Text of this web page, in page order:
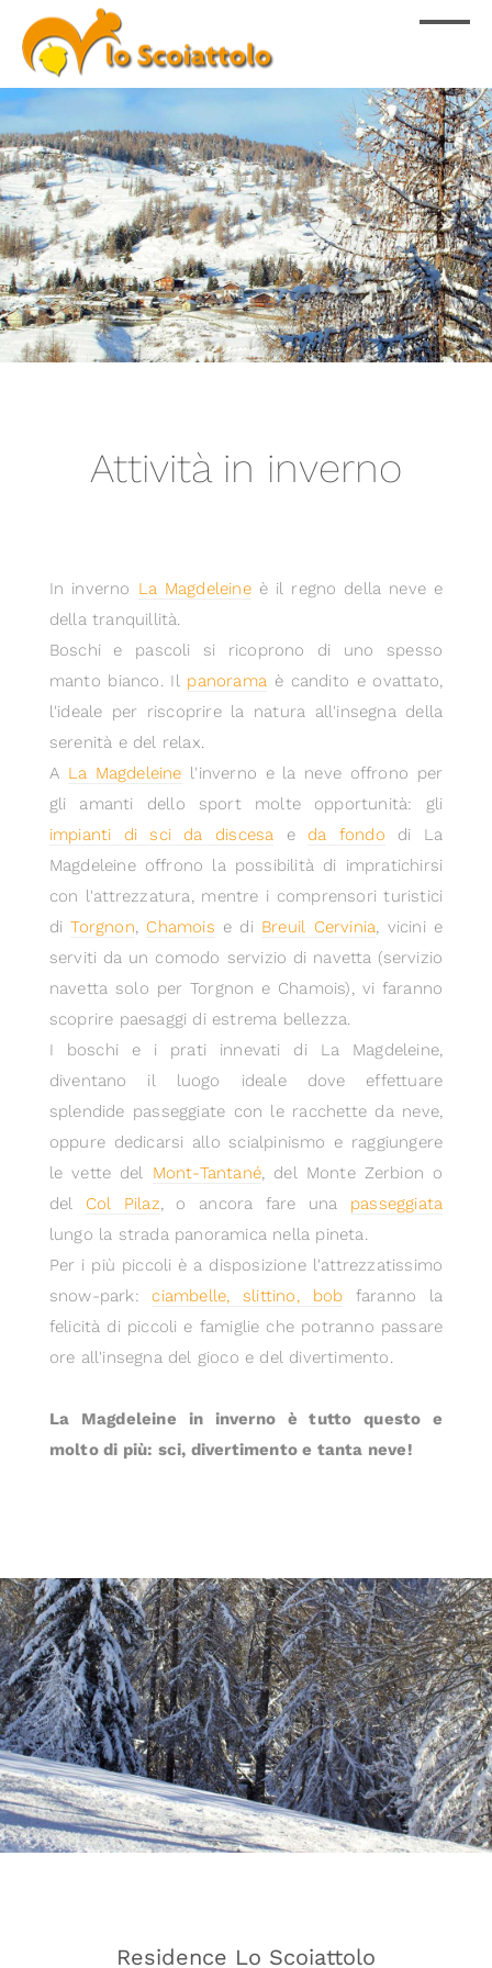
Attività in inverno
In inverno La Magdeleineè il regno della neve e
della tranquillità.
Boschi e pascoli si ricoprono di uno spesso
manto bianco. Il panorama è candito e ovattato,
l'ideale per riscoprire la natura all'insegna della
serenità e del relax.
A La Magdeleine l'inverno e la neve offrono per
gli amanti dello sport molte opportunità: gli
impianti di sci da discesa eda fondo di La
Magdeleine offrono la possibilità di impratichirsi
con l'attrezzatura, mentre i comprensori turistici
diTorgnon, Chamois e di Breuil Cervinia, vicini e
serviti da un comodo servizio di navetta (servizio
navetta solo per Torgnon e Chamois), vi faranno
scoprire paesaggi di estrema bellezza.
I boschi e i prati innevati di La Magdeleine,
diventano il luogo ideale dove effettuare
splendide passeggiate con le racchette da neve,
oppure dedicarsi allo scialpinismo e raggiungere
le vette del Mont-Tantané, del Monte Zerbion o
del Col Pilaz, o ancora fare una passeggiata
lungo la strada panoramica nella pineta.
Per i più piccoli è a disposizione l'attrezzatissimo
snow-park:ciambelle, slittino, bob faranno la
felicità di piccoli e famiglie che potranno passare
ore all'insegna del gioco e del divertimento.
La Magdeleine in inverno è tutto questo e
molto di più: sci, divertimento e tanta neve!
Residence Lo Scoiattolo